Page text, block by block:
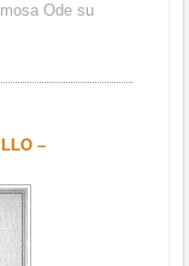
Ode su
–